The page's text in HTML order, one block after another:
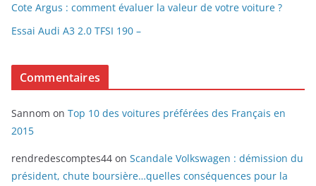
Cote Argus : comment évaluer la valeur de votre voiture ?
Essai Audi A3 2.0 TFSI 190 –
Commentaires
Sannom on Top 10 des voitures préférées des Français en
2015
rendredescomptes44 on Scandale Volkswagen : démission du
président, chute boursière…quelles conséquences pour la